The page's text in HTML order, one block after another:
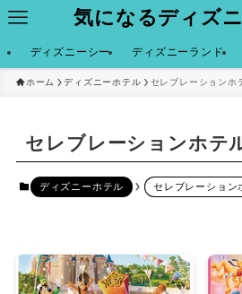
気になるディズ
ディズニーシー ディズニーランド
ホーム ディズニーホテル セレブレーションホ
セレブレーションホテ
ディズニーホテル セレブレーション